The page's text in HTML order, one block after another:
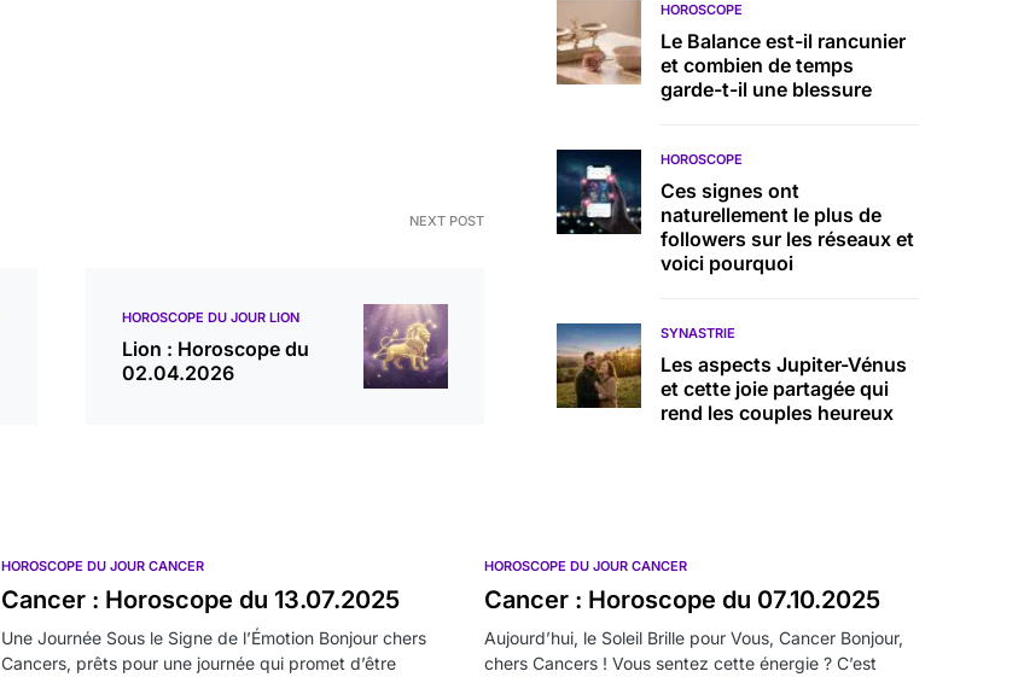
NEXT POST
HOROSCOPE DU JOUR LION
Lion : Horoscope du
02.04.2026
HOROSCOPE
Le Balance est-il rancunier
et combien de temps
garde-t-il une blessure
HOROSCOPE
Ces signes ont
naturellement le plus de
followers sur les réseaux et
voici pourquoi
SYNASTRIE
Les aspects Jupiter-Vénus
et cette joie partagée qui
rend les couples heureux
HOROSCOPE DU JOUR CANCER
Cancer : Horoscope du 13.07.2025
Une Journée Sous le Signe de l’Émotion Bonjour chers
Cancers, prêts pour une journée qui promet d’être
HOROSCOPE DU JOUR CANCER
Cancer : Horoscope du 07.10.2025
Aujourd’hui, le Soleil Brille pour Vous, Cancer Bonjour,
chers Cancers ! Vous sentez cette énergie ? C’est